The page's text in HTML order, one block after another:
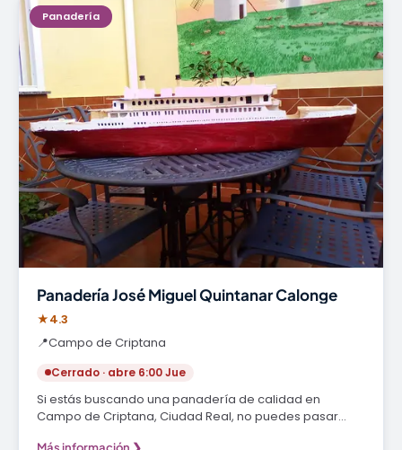
Panadería
Panadería José Miguel Quintanar Calonge
★4.3
📍Campo de Criptana
Cerrado · abre 6:00 Jue
Si estás buscando una panadería de calidad en
Campo de Criptana, Ciudad Real, no puedes pasar